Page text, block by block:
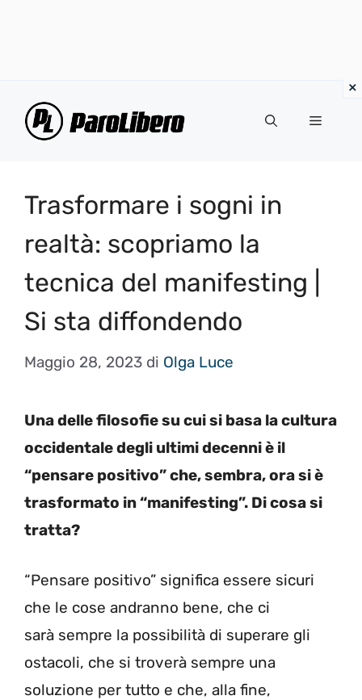
Menu
Trasformare i sogni in
realtà: scopriamo la
tecnica del manifesting |
Si sta diffondendo
Maggio 28, 2023 di Olga Luce
Una delle filosofie su cui si basa la cultura
occidentale degli ultimi decenni è il
“pensare positivo” che, sembra, ora si è
trasformato in “manifesting”. Di cosa si
tratta?
“Pensare positivo” significa essere sicuri
che le cose andranno bene, che ci
sarà sempre la possibilità di superare gli
ostacoli, che si troverà sempre una
soluzione per tutto e che, alla fine,